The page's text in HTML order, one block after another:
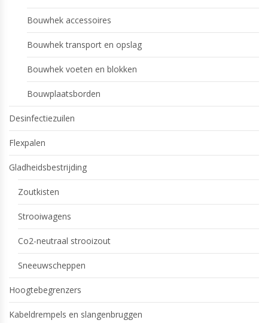
Bouwhek accessoires
Bouwhek transport en opslag
Bouwhek voeten en blokken
Bouwplaatsborden
Desinfectiezuilen
Flexpalen
Gladheidsbestrijding
Zoutkisten
Strooiwagens
Co2-neutraal strooizout
Sneeuwscheppen
Hoogtebegrenzers
Kabeldrempels en slangenbruggen